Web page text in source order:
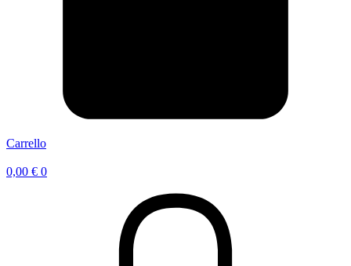
Carrello
0,00 € 0